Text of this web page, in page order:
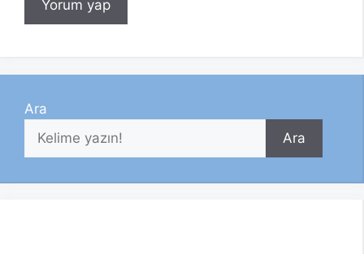
Ara
Ara